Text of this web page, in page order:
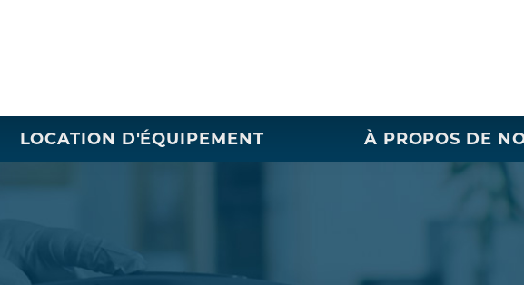
LOCATION D'ÉQUIPEMENT À PROPOS DE